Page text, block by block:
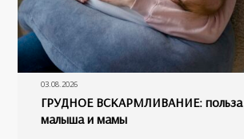
03.08.2026
ГРУДНОЕ ВСКАРМЛИВАНИЕ: польза
малыша и мамы